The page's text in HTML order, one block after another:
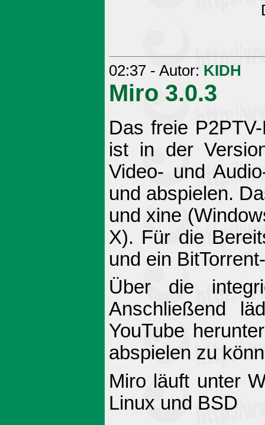
02:37 - Autor: KIDH
Miro 3.0.3
Das freie
ist in der
Video- und
und abspielen.
und xine
X). Für die
und ein
Über die
Anschließend
YouTube
abspielen zu
Miro läuft unter
Linux und BSD